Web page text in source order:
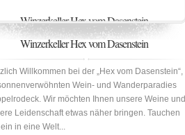
Winzerkeller Hex vom Dasenstein
Winzerkeller Hex vom Dasenstein
Willkommen bei der „Hex vom Dasenstein“,
Wein- und Wanderparadies
Wir möchten Ihnen unsere Weine und
Leidenschaft etwas näher bringen. Tauchen
in eine Welt...